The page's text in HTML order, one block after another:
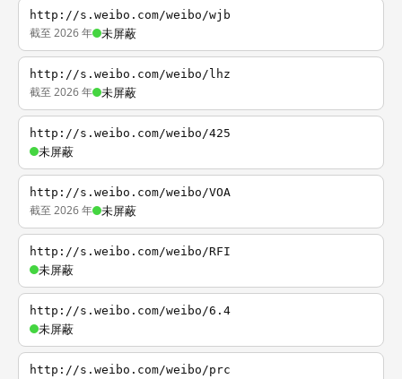
http://s.weibo.com/weibo/wjb
截至 2026 年 未屏蔽
http://s.weibo.com/weibo/lhz
截至 2026 年 未屏蔽
http://s.weibo.com/weibo/425
未屏蔽
http://s.weibo.com/weibo/VOA
截至 2026 年 未屏蔽
http://s.weibo.com/weibo/RFI
未屏蔽
http://s.weibo.com/weibo/6.4
未屏蔽
http://s.weibo.com/weibo/prc